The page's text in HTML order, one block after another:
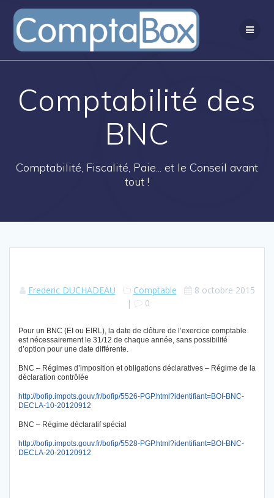
Passer
au
contenu
Comptabilité des
BNC
Comptabilité, Fiscalité, Paie... et le Conseil avant
tout !
Frederic DUCHADEAU Comptable
8 octobre 2015
|
0
Pour un BNC (EI ou EIRL), la date de clôture de l’exercice comptable
est nécessairement le 31/12 de chaque année, sans possibilité
d’option pour une date différente.
BNC – Régimes d’imposition et obligations déclaratives – Régime de la
déclaration contrôlée
http://bofip.impots.gouv.fr/bofip/5526-PGP.html?identifiant=BOI-BNC-
DECLA-10-20120912
BNC – Régime déclaratif spécial
http://bofip.impots.gouv.fr/bofip/5528-PGP.html?identifiant=BOI-BNC-
DECLA-20-20120912